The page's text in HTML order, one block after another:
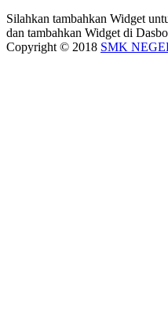
Silahkan tambahkan Widget
dan tambahkan Widget di
Copyright © 2018 SMK